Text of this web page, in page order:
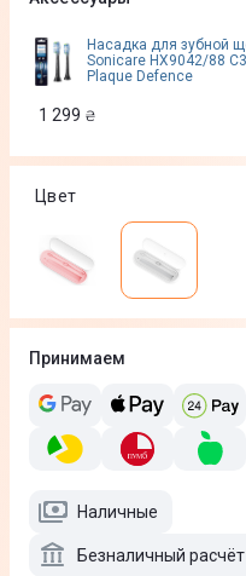
Насадка для зубной
Sonicare HX9042/88
Plaque Defence
1 299 ₴
Цвет
Принимаем
Наличные
Безналичный расчёт